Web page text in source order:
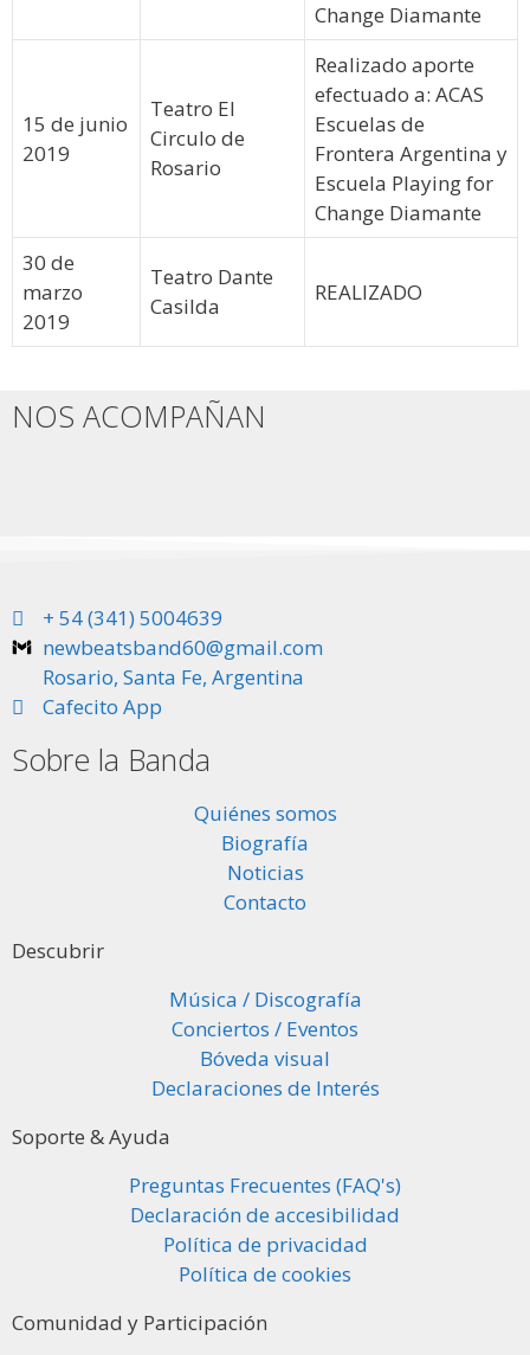
Change Diamante
15 de junio
2019
Teatro El
Circulo de
Rosario
Realizado aporte
efectuado a: ACAS
Escuelas de
Frontera Argentina y
Escuela Playing for
Change Diamante
30 de
marzo
2019
Teatro Dante
Casilda
REALIZADO
NOS ACOMPAÑAN
+ 54 (341) 5004639
newbeatsband60@gmail.com
Rosario, Santa Fe, Argentina
Cafecito App
Sobre la Banda
Quiénes somos
Biografía
Noticias
Contacto
Descubrir
Música / Discografía
Conciertos / Eventos
Bóveda visual
Declaraciones de Interés
Soporte & Ayuda
Preguntas Frecuentes (FAQ's)
Declaración de accesibilidad
Política de privacidad
Política de cookies
Comunidad y Participación